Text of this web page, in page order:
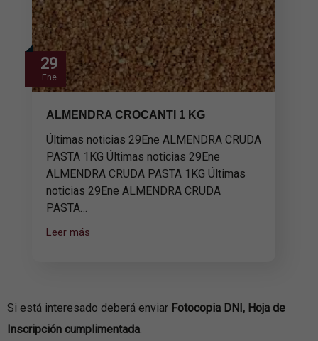
29
Ene
ALMENDRA CROCANTI 1 KG
Últimas noticias 29Ene ALMENDRA CRUDA
PASTA 1KG Últimas noticias 29Ene
ALMENDRA CRUDA PASTA 1KG Últimas
noticias 29Ene ALMENDRA CRUDA
PASTA…
Leer más
Si está interesado deberá enviar Fotocopia DNI, Hoja de
Inscripción cumplimentada.